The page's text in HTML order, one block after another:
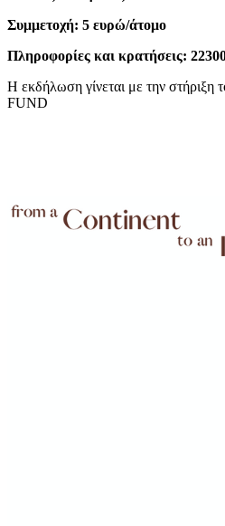
Συμμετοχή: 5 ευρώ/άτομο
Πληροφορίες και κρατήσεις:
Η εκδήλωση γίνεται με την
FUND